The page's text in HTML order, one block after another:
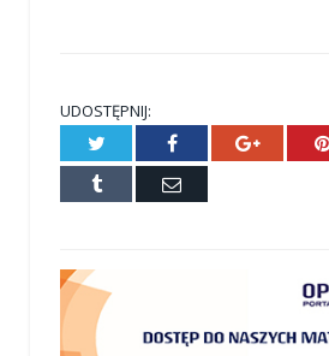
UDOSTĘPNIJ:
Twitter Facebook Google+
Tumblr
E-